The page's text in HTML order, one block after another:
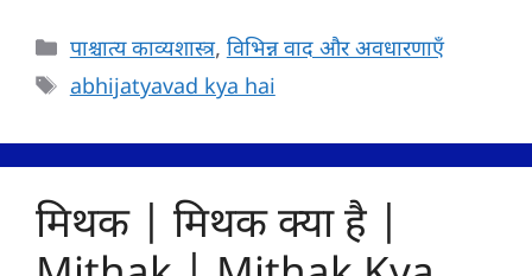
Categories
पाश्चात्य काव्यशास्त्र,विभिन्न वाद और अवधारणाएँ
Tags
abhijatyavad kya hai
मिथक | मिथक क्या है |